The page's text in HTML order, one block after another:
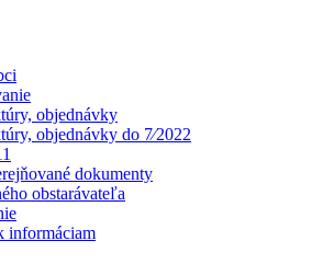
objednávky
objednávky do 7⁄2022
dokumenty
obstarávateľa
informáciam